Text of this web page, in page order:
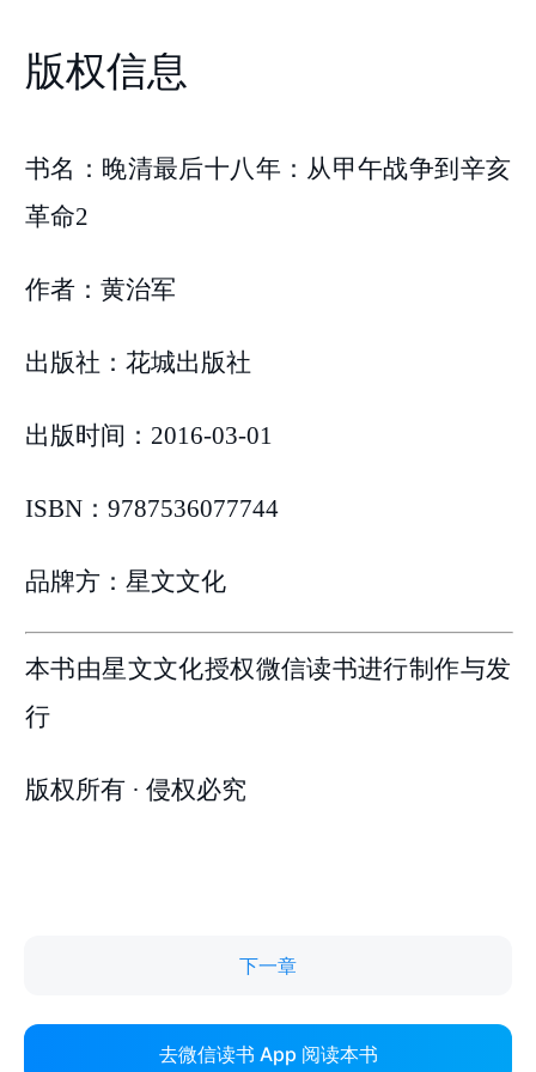
下一章
去微信读书 App 阅读本书